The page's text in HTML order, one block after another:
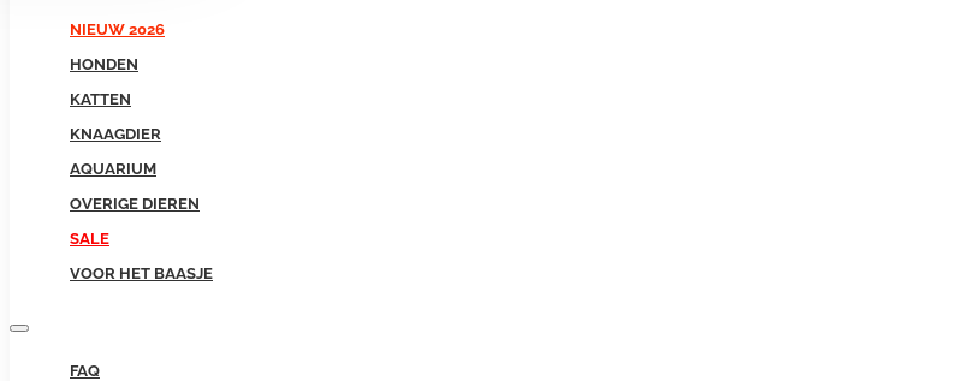
NIEUW 2026
HONDEN
KATTEN
KNAAGDIER
AQUARIUM
OVERIGE DIEREN
SALE
VOOR HET BAASJE
FAQ